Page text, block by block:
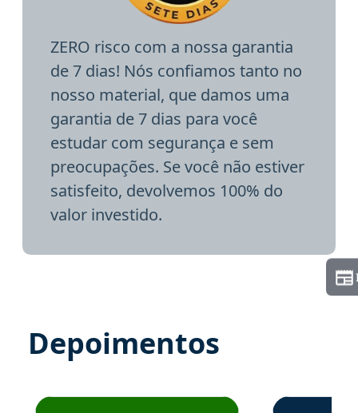
ZERO risco com a nossa garantia
de 7 dias! Nós confiamos tanto no
nosso material, que damos uma
garantia de 7 dias para você
estudar com segurança e sem
preocupações. Se você não estiver
satisfeito, devolvemos 100% do
valor investido.
Depoimentos
Estudante José recomenda o Aprova Concursos em
Estudante